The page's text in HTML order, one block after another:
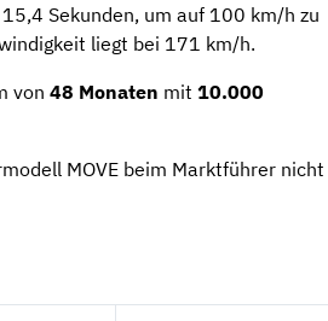
Sekunden, um auf 100 km/h zu
liegt bei 171 km/h.
von 48 Monaten mit 10.000
MOVE beim Marktführer nicht